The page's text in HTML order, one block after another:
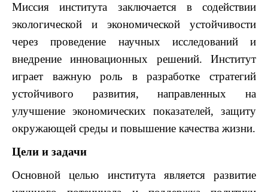
Миссия института заключается в содействии
экологической и экономической устойчивости
через проведение научных исследований и
внедрение инновационных решений. Институт
играет важную роль в разработке стратегий
устойчивого развития, направленных на
улучшение экономических показателей, защиту
окружающей среды и повышение качества жизни.
Цели и задачи
Основной целью института является развитие